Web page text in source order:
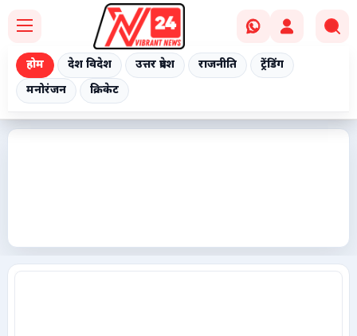
होम देश विदेश उत्तर प्रदेश राजनीति
ट्रेंडिंग
मनोरंजन
क्रिकेट
ट्रेंडिंग